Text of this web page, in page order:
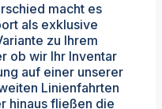
macht es
als exklusive
zu Ihrem
ob wir Ihr Inventar
auf einer unserer
Linienfahrten
hinaus fließen die